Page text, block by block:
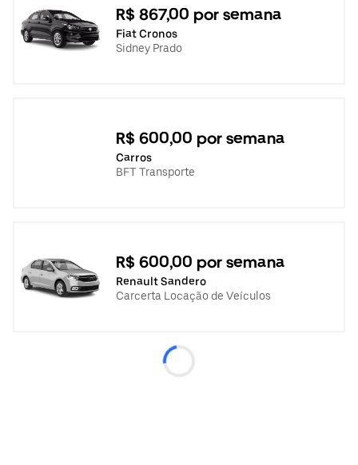
R$ 867,00 por semana
Fiat Cronos
Sidney Prado
R$ 600,00 por semana
Carros
BFT Transporte
R$ 600,00 por semana
Renault Sandero
Carcerta Locação de Veículos